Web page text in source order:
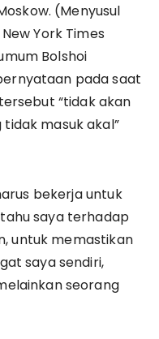
(Menyusul
York Times
Bolshoi
pada saat
“tidak akan
masuk akal”
bekerja untuk
saya terhadap
untuk memastikan
saya sendiri,
seorang